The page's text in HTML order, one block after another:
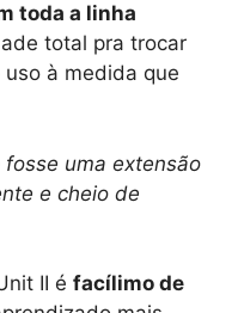
toda a linha
total pra trocar
à medida que
uma extensão
e cheio de
II é facílimo de